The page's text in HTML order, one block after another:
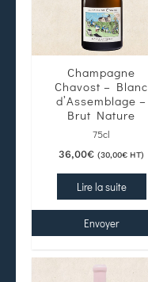
Champagne
Chavost – Blanc
d’Assemblage –
Brut Nature
75cl
36,00€ (30,00€ HT)
Lire la suite
Envoyer